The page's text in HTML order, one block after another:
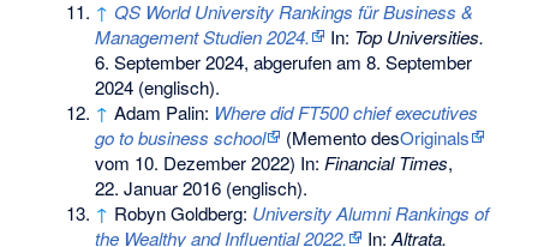
↑ QS World University Rankings für Business &
Management Studien 2024.
In: Top Universities.
6. September 2024, abgerufen am 8. September
2024 (englisch).
↑ Adam Palin: Where did FT500 chief executives
go to business school
(MementodesOriginals
vom 10. Dezember 2022) In: Financial Times,
22. Januar 2016 (englisch).
↑ Robyn Goldberg: University Alumni Rankings of
the Wealthy and Influential 2022.
In:Altrata.